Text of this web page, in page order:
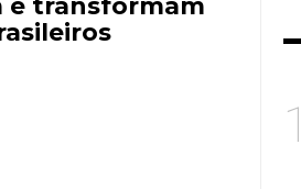
e transformam
1